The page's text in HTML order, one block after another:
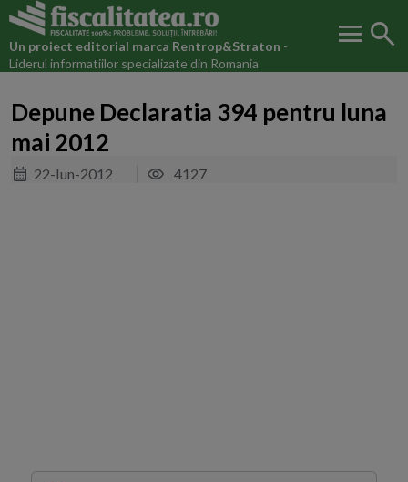
Un proiect editorial marca Rentrop&Straton -
Liderul informatiilor specializate din Romania
menu search
Depune Declaratia 394 pentru luna
mai 2012
22-Iun-2012 4127